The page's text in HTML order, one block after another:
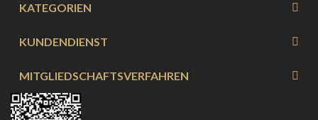
KATEGORIEN
KUNDENDIENST
MITGLIEDSCHAFTSVERFAHREN